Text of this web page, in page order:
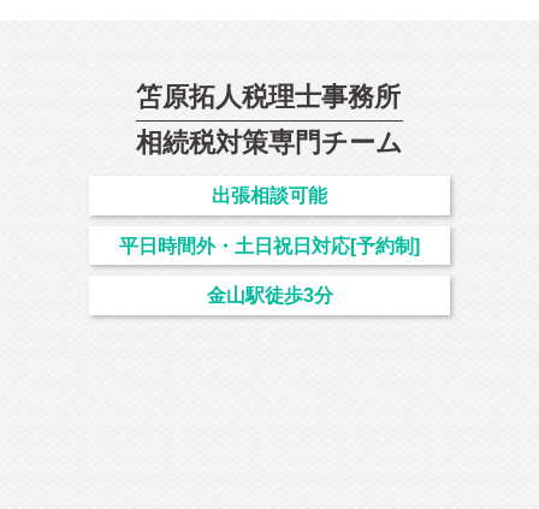
笘原拓人税理士事務所
相続税対策専門チーム
出張相談可能
平日時間外・土日祝日対応[予約制]
金山駅徒歩3分